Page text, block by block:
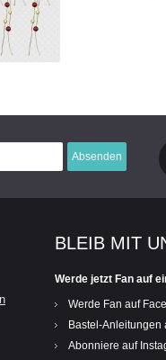
Absenden
BLEIB MIT
Werde jetzt Fan auf
Werde Fan auf
Bastel-Anleitungen
Abonniere auf